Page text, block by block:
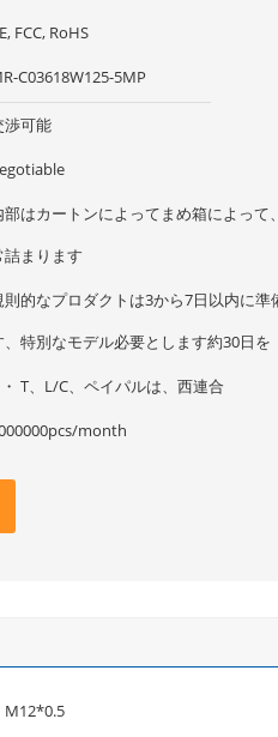
FCC, RoHS
C03618W125-5MP
渉可能
部はカートンによってまめ箱によって
詰まります
則的なプロダクトは3から7日以内に準
、特別なモデル必要とします約30日を
T、L/C、ペイパルは、西連合
month
M12*0.5